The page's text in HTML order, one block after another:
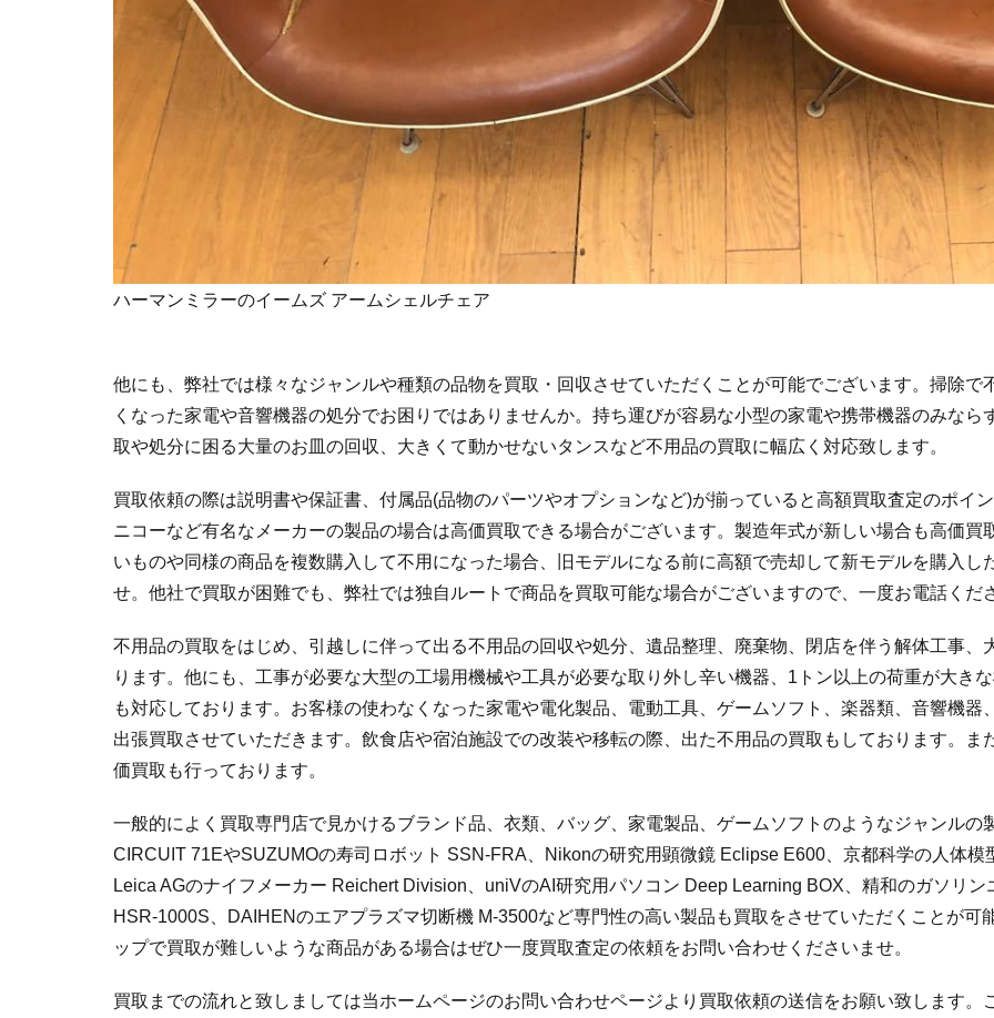
ハーマンミラーのイームズ アームシェルチェア
他にも、弊社では様々なジャンルや種類の品物を買取・回収させていただくことが可能でございます。掃除
くなった家電や音響機器の処分でお困りではありませんか。持ち運びが容易な小型の家電や携帯機器のみな
取や処分に困る大量のお皿の回収、大きくて動かせないタンスなど不用品の買取に幅広く対応致します。
買取依頼の際は説明書や保証書、付属品(品物のパーツやオプションなど)が揃っていると高額買取査定のポイ
ニコーなど有名なメーカーの製品の場合は高価買取できる場合がございます。製造年式が新しい場合も高価
いものや同様の商品を複数購入して不用になった場合、旧モデルになる前に高額で売却して新モデルを購入
せ。他社で買取が困難でも、弊社では独自ルートで商品を買取可能な場合がございますので、一度お電話くだ
不用品の買取をはじめ、引越しに伴って出る不用品の回収や処分、遺品整理、廃棄物、閉店を伴う解体工事
ります。他にも、工事が必要な大型の工場用機械や工具が必要な取り外し辛い機器、1トン以上の荷重が大き
も対応しております。お客様の使わなくなった家電や電化製品、電動工具、ゲームソフト、楽器類、音響機
出張買取させていただきます。飲食店や宿泊施設での改装や移転の際、出た不用品の買取もしております。
価買取も行っております。
一般的によく買取専門店で見かけるブランド品、衣類、バッグ、家電製品、ゲームソフトのようなジャンル
CIRCUIT 71EやSUZUMOの寿司ロボット SSN-FRA、Nikonの研究用顕微鏡 Eclipse E600、京都科学の人体
Leica AGのナイフメーカー Reichert Division、uniVのAI研究用パソコン Deep Learning BOX、精和のガソリ
HSR-1000S、DAIHENのエアプラズマ切断機 M-3500など専門性の高い製品も買取をさせていただくことが
ップで買取が難しいような商品がある場合はぜひ一度買取査定の依頼をお問い合わせくださいませ。
買取までの流れと致しましては当ホームページのお問い合わせページより買取依頼の送信をお願い致します